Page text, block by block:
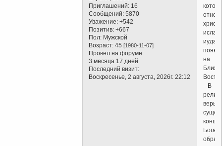
Приглашений: 16
Сообщений: 5870
Уважение: +542
Позитив: +667
Пол: Мужской
Возраст: 45[1980-11-07]
Провел на форуме:
3 месяца 17 дней
Последний визит:
Воскресенье, 2 августа, 2026г. 22:12
ислам,
на
В
веры
Бога,
образ